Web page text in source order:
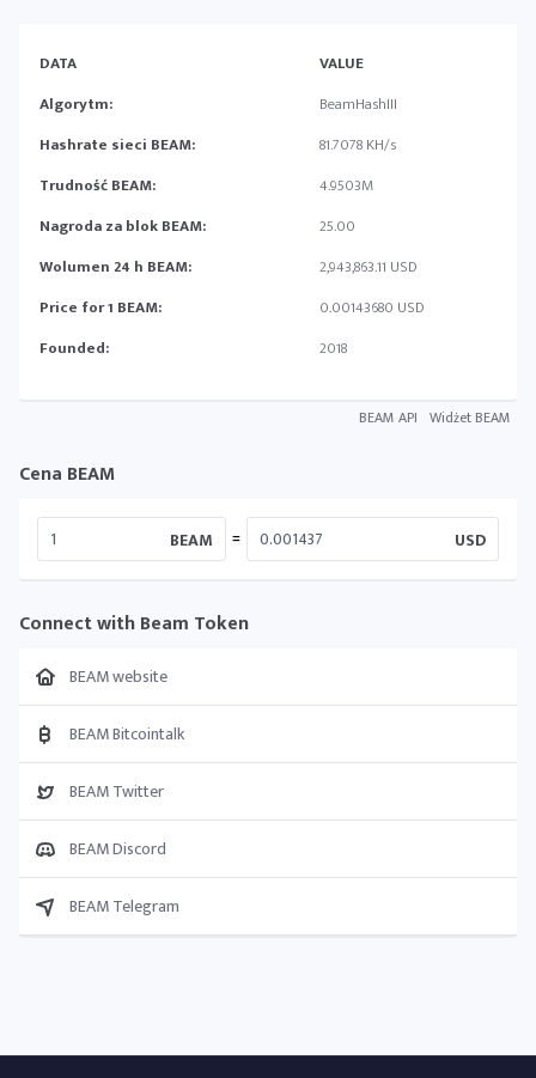
DATA
VALUE
Algorytm:
BeamHashIII
Hashrate sieci BEAM:
81.7078 KH/s
Trudność BEAM:
4.9503M
Nagroda za blok BEAM:
25.00
Wolumen 24 h BEAM:
2,943,863.11 USD
Price for 1 BEAM:
0.00143680 USD
Founded:
2018
BEAM API Widżet BEAM
Cena BEAM
BEAM = USD
Connect with Beam Token
BEAM website
BEAM Bitcointalk
BEAM Twitter
BEAM Discord
BEAM Telegram